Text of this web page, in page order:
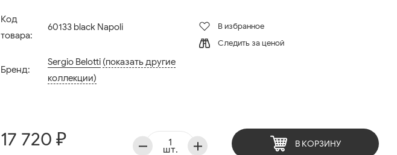
Код
товара:
60133 black Napoli
Бренд:
Sergio Belotti (показать другие
коллекции)
В избранное
Следить за ценой
17 720 ₽ шт. В КОРЗИНУ